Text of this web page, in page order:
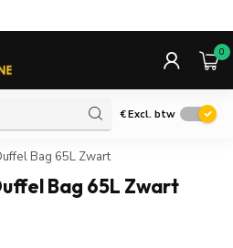
0
€Excl. btw
Bag 65L Zwart
Bag 65L Zwart